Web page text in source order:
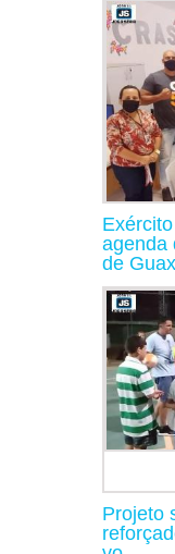
agenda
de
Projeto